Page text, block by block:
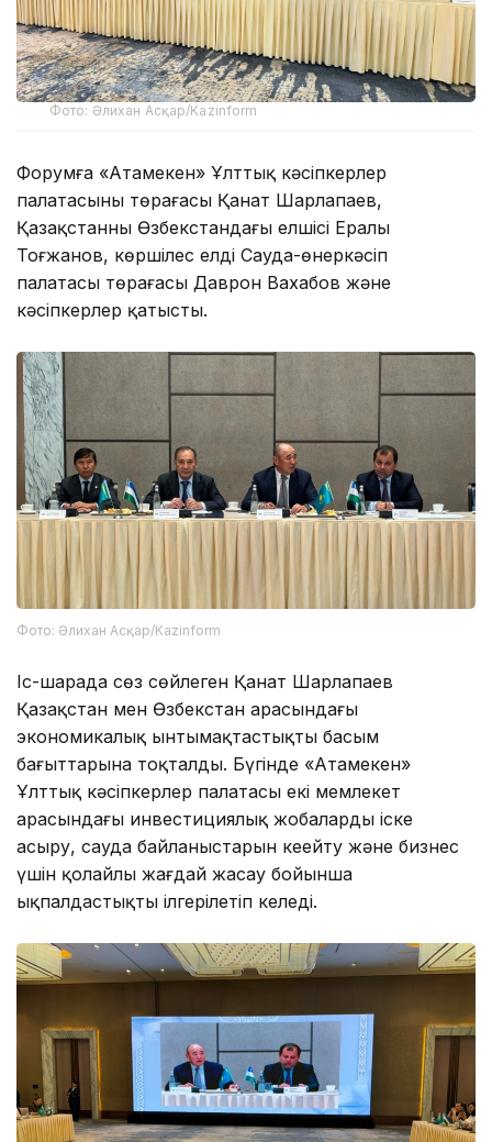
Фото: Әлихан Асқар/Kazinform
Форумға «Атамекен» Ұлттық кәсіпкерлер
палатасының төрағасы Қанат Шарлапаев,
Қазақстанның Өзбекстандағы елшісі Ералы
Тоғжанов, көршілес елдің Сауда-өнеркәсіп
палатасы төрағасы Даврон Вахабов және
кәсіпкерлер қатысты.
Фото: Әлихан Асқар/Kazinform
Іс-шарада сөз сөйлеген Қанат Шарлапаев
Қазақстан мен Өзбекстан арасындағы
экономикалық ынтымақтастықтың басым
бағыттарына тоқталды. Бүгінде «Атамекен»
Ұлттық кәсіпкерлер палатасы екі мемлекет
арасындағы инвестициялық жобаларды іске
асыру, сауда байланыстарын кеңейту және бизнес
үшін қолайлы жағдай жасау бойынша
ықпалдастықты ілгерілетіп келеді.